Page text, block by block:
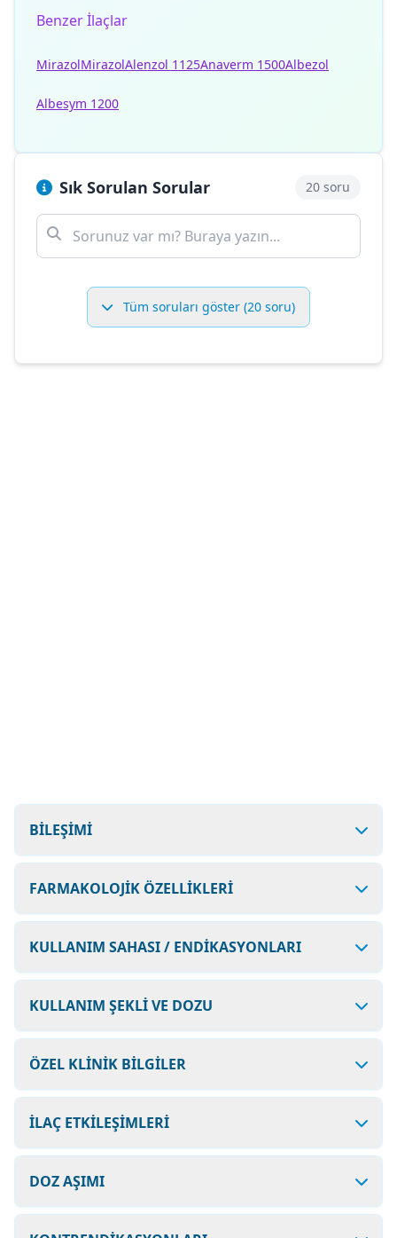
Benzer İlaçlar
MirazolMirazolAlenzol 1125Anaverm 1500Albezol
Albesym 1200
Sık Sorulan Sorular 20 soru
Tüm soruları göster (20 soru)
BİLEŞİMİ
FARMAKOLOJİK ÖZELLİKLERİ
KULLANIM SAHASI / ENDİKASYONLARI
KULLANIM ŞEKLİ VE DOZU
ÖZEL KLİNİK BİLGİLER
İLAÇ ETKİLEŞİMLERİ
DOZ AŞIMI